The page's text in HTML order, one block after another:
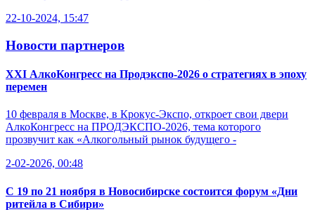
22-10-2024, 15:47
Новости партнеров
XXI АлкоКонгресс на Продэкспо-2026 о стратегиях в эпоху
перемен
10 февраля в Москве, в Крокус-Экспо, откроет свои двери
АлкоКонгресс на ПРОДЭКСПО-2026, тема которого
прозвучит как «Алкогольный рынок будущего -
2-02-2026, 00:48
С 19 по 21 ноября в Новосибирске состоится форум «Дни
ритейла в Сибири»